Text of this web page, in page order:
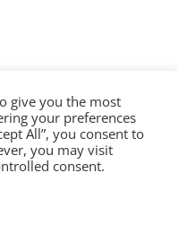
give you the most
your preferences
All”, you consent to
you may visit
consent.